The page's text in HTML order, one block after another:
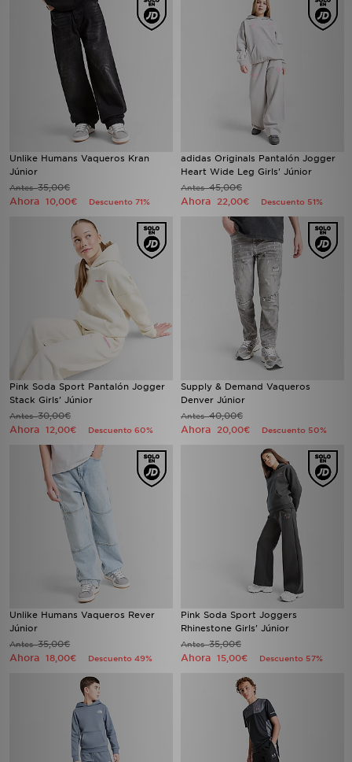
Unlike Humans Vaqueros Kran
Júnior
Antes35,00€
Ahora 10,00€ Descuento 71%
adidas Originals Pantalón Jogger
Heart Wide Leg Girls' Júnior
Antes45,00€
Ahora 22,00€ Descuento 51%
Pink Soda Sport Pantalón Jogger
Stack Girls' Júnior
Antes30,00€
Ahora 12,00€ Descuento 60%
Supply & Demand Vaqueros
Denver Júnior
Antes40,00€
Ahora 20,00€ Descuento 50%
Unlike Humans Vaqueros Rever
Júnior
Antes35,00€
Ahora 18,00€ Descuento 49%
Pink Soda Sport Joggers
Rhinestone Girls' Júnior
Antes35,00€
Ahora 15,00€ Descuento 57%